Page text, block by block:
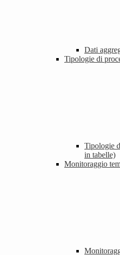
Dati
Tipologie di
Tipologie
in tabelle)
Monitoraggio